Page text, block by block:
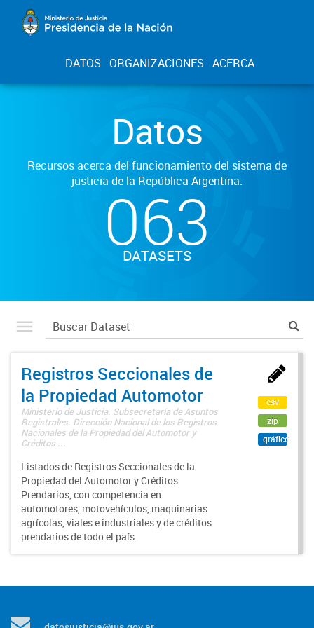
DATOS ORGANIZACIONES ACERCA
Datos
Recursos acerca del funcionamiento del sistema de
justicia de la República Argentina.
063
DATASETS
Registros Seccionales de
la Propiedad Automotor
Ministerio de Justicia. Subsecretaría de Asuntos
Registrales. Dirección Nacional de los Registros
Nacionales de la Propiedad del Automotor y
Créditos ...
Listados de Registros Seccionales de la
Propiedad del Automotor y Créditos
Prendarios, con competencia en
automotores, motovehículos, maquinarias
agrícolas, viales e industriales y de créditos
prendarios de todo el país.
csv
zip
gráfico